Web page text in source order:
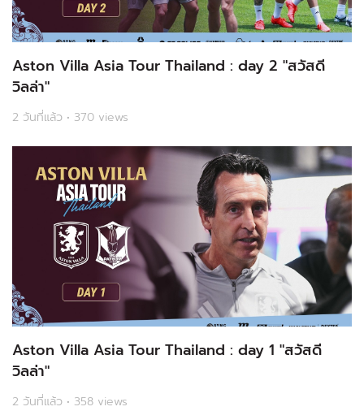
Aston Villa Asia Tour Thailand : day 2 "สวัสดี
วิลล่า"
2 วันที่แล้ว • 370 views
Aston Villa Asia Tour Thailand : day 1 "สวัสดี
วิลล่า"
2 วันที่แล้ว • 358 views